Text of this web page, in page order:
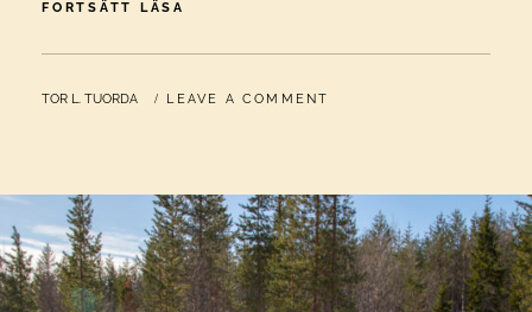
FORTSÄTT LÄSA
OCH
BY
TOR L. TUORDA LEAVE A COMMENT